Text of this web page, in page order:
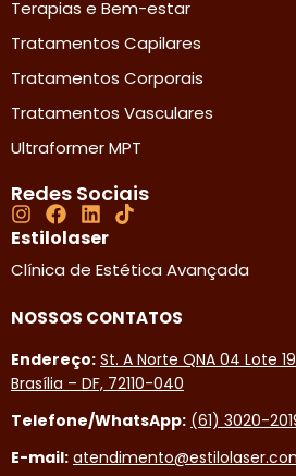
Terapias e Bem-estar
Tratamentos Capilares
Tratamentos Corporais
Tratamentos Vasculares
Ultraformer MPT
Redes Sociais
Estilolaser
Clínica de Estética Avançada
NOSSOS CONTATOS
Endereço: St. A Norte QNA 04 Lote
Brasília – DF, 72110-040
Telefone/WhatsApp: (61) 3020-
E-mail: